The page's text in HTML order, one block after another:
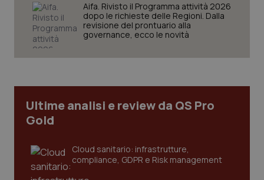
Aifa. Rivisto il Programma attività 2026
dopo le richieste delle Regioni. Dalla
revisione del prontuario alla
governance, ecco le novità
Ultime analisi e review da QS Pro
Gold
Cloud sanitario: infrastrutture,
compliance, GDPR e Risk management
CookieScriptConsent
CookieScript